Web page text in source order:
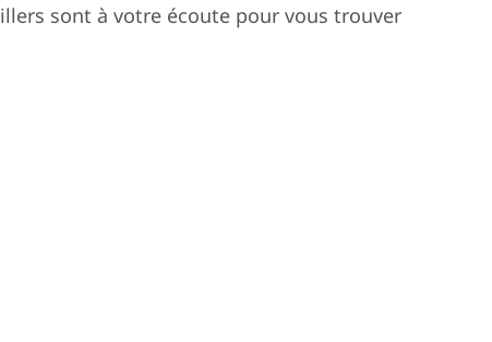
sont à votre écoute pour vous trouver